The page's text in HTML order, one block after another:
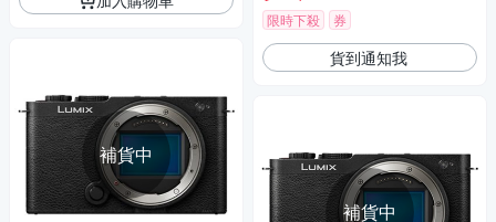
補貨中
限時下殺
券
貨到通知我
補貨中